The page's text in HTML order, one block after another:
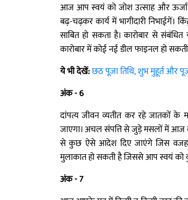
आज आप स्वयं को जोश उत्साह और
बढ़-चढ़कर कार्य में भागीदारी निभाईगें।
साबित हो सकता है। कारोबार से
कारोबार में कोई नई डील फाइनल हो
ये भी देखें:छठ पूजा तिथि, शुभ मुहूर्त और
अंक - 6
दांपत्य जीवन व्यतीत कर रहे जातकों
जाएगा। अचल संपत्ति से जुड़े मसलों में आज
से कुछ ऐसे आदेश दिए जाएंगे जिस वजह से
मुलाकात हो सकती है जिससे आप स्वयं
अंक - 7